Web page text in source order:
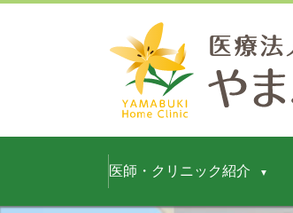
医師・クリニック紹介